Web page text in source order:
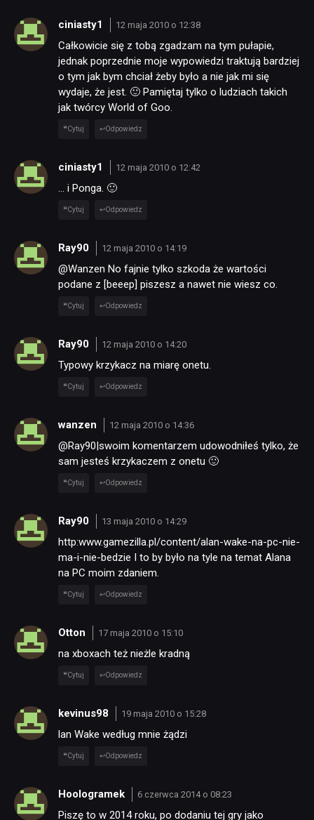
ciniasty1 12 maja 2010 o 12:38
Całkowicie się z tobą zgadzam na tym pułapie,
jednak poprzednie moje wypowiedzi traktują bardziej
o tym jak bym chciał żeby było a nie jak mi się
wydaje, że jest. 🙂 Pamiętaj tylko o ludziach takich
jak twórcy World of Goo.
Cytuj Odpowiedz
ciniasty1 12 maja 2010 o 12:42
… i Ponga. 🙂
Cytuj Odpowiedz
Ray90 12 maja 2010 o 14:19
@Wanzen No fajnie tylko szkoda że wartości
podane z [beeep] piszesz a nawet nie wiesz co.
Cytuj Odpowiedz
Ray90 12 maja 2010 o 14:20
Typowy krzykacz na miarę onetu.
Cytuj Odpowiedz
wanzen 12 maja 2010 o 14:36
@Ray90|swoim komentarzem udowodniłeś tylko, że
sam jesteś krzykaczem z onetu 🙂
Cytuj Odpowiedz
Ray90 13 maja 2010 o 14:29
http:www.gamezilla.pl/content/alan-wake-na-pc-nie-
ma-i-nie-bedzie I to by było na tyle na temat Alana
na PC moim zdaniem.
Cytuj Odpowiedz
Otton 17 maja 2010 o 15:10
na xboxach też nieżle kradną
Cytuj Odpowiedz
kevinus98 19 maja 2010 o 15:28
lan Wake według mnie żądzi
Cytuj Odpowiedz
Hoologramek 6 czerwca 2014 o 08:23
Piszę to w 2014 roku, po dodaniu tej gry jako